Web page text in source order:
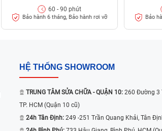
60 - 90 phút
Bảo hành 6 tháng, Bảo hành rơi vỡ Bảo
HỆ THỐNG SHOWROOM
TRUNG TÂM SỬA CHỮA - QUẬN 10: 260 Đường 3
TP. HCM (Quận 10 cũ)
24h Tân Định: 249 -251 Trần Quang Khải, Tân